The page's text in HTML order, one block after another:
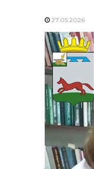
27.05.2026